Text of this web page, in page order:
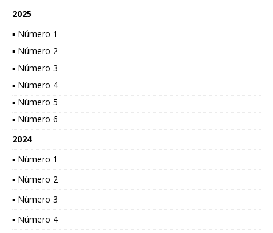
2025
▪ Número 1
▪ Número 2
▪ Número 3
▪ Número 4
▪ Número 5
▪ Número 6
2024
▪ Número 1
▪ Número 2
▪ Número 3
▪ Número 4